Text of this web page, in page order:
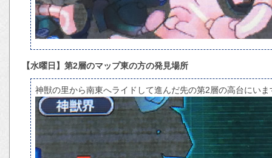
【水曜日】第2層のマップ東の方の発見場所
神獣の里から南東へライドして進んだ先の第2層の高台にいま